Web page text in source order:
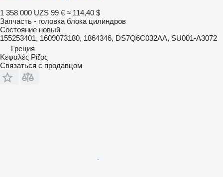
1 358 000 UZS 99 € ≈ 114,40 $
Запчасть - головка блока цилиндров
Состояние новый
155253401, 1609073180, 1864346, DS7Q6C032AA, SU001-A3072
Греция
Κεφαλές Ρίζος
Связаться с продавцом